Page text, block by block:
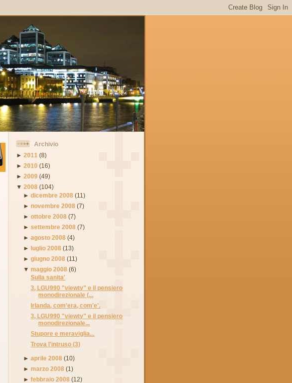
Archivio
► 2011 (8)
► 2010 (16)
► 2009 (49)
▼ 2008 (104)
►dicembre 2008 (11)
►novembre 2008 (7)
►ottobre 2008 (7)
►settembre 2008 (7)
►agosto 2008 (4)
► luglio 2008 (13)
►giugno 2008 (11)
▼maggio 2008 (6)
Sulla sanita'
3, LGU990 "viewty" e il pensiero
monodirezionale (...
Irlanda, com'era, com'e'.
3, LGU990 "viewty" e il pensiero
monodirezionale...
Stupore e meraviglia...
Trova l'intruso (3)
►aprile 2008 (10)
►marzo 2008 (1)
►febbraio 2008 (12)